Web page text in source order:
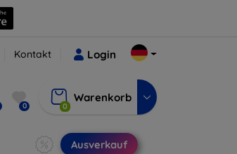
Kontakt Login
0 0
Warenkorb
Ausverkauf